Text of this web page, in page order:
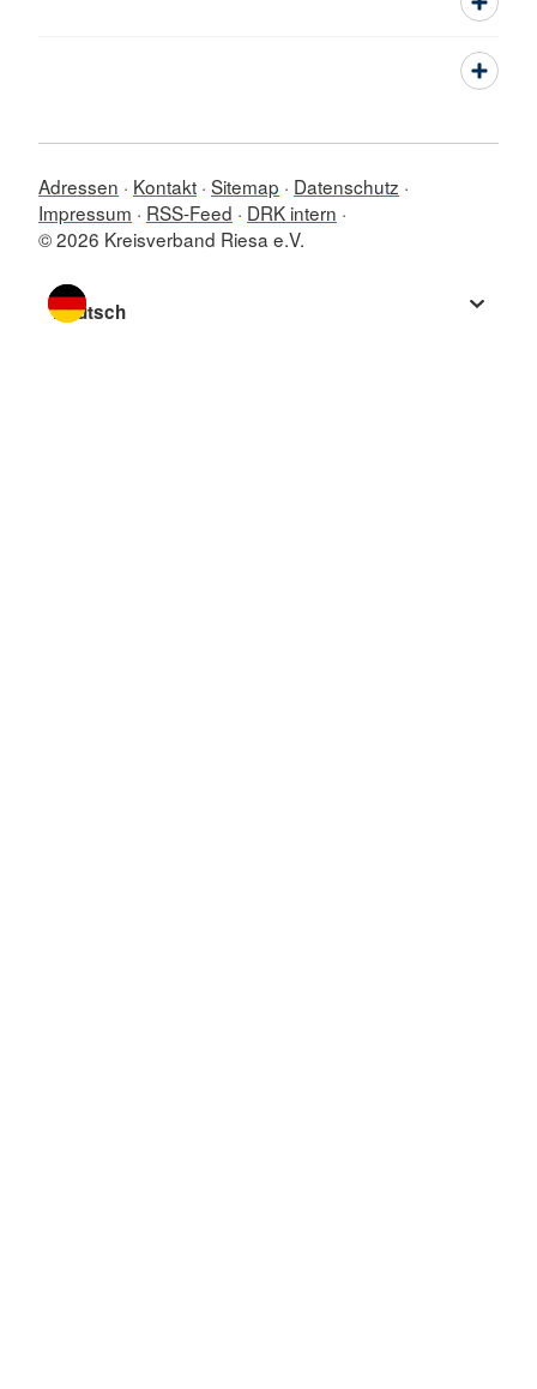
Adressen Kontakt Sitemap
Datenschutz
Impressum
RSS-Feed
DRK intern
© 2026 Kreisverband Riesa e.V.
Sprache wechseln zu